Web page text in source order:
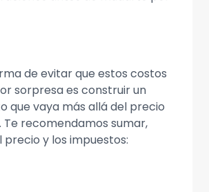
de evitar que estos costos
sorpresa es construir un
que vaya más allá del precio
recomendamos sumar,
precio y los impuestos: